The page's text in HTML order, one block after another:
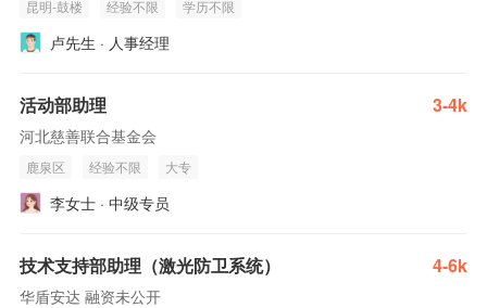
昆明-鼓楼 经验不限 学历不限
卢先生 · 人事经理
活动部助理 3-4k
河北慈善联合基金会
鹿泉区 经验不限 大专
李女士 · 中级专员
技术支持部助理（激光防卫系统） 4-6k
华盾安达 融资未公开